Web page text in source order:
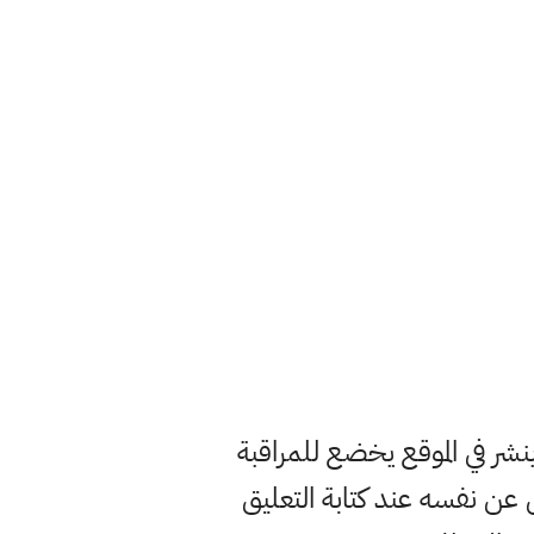
في الموقع يخضع للمراقبة
نفسه عند كتابة التعليق